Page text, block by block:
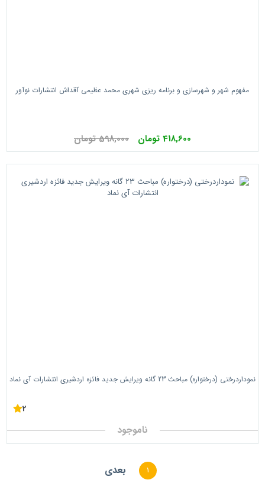
مفهوم شهر و شهرسازی و برنامه ریزی شهری محمد عظیمی آقداش انتشارات نوآور
418,600 تومان 598,000 تومان
نموداردرختی (درختواره) مباحث 23 گانه ویرایش جدید فائزه اردشیری انتشارات آی نماد
2
ناموجود
1 بعدی